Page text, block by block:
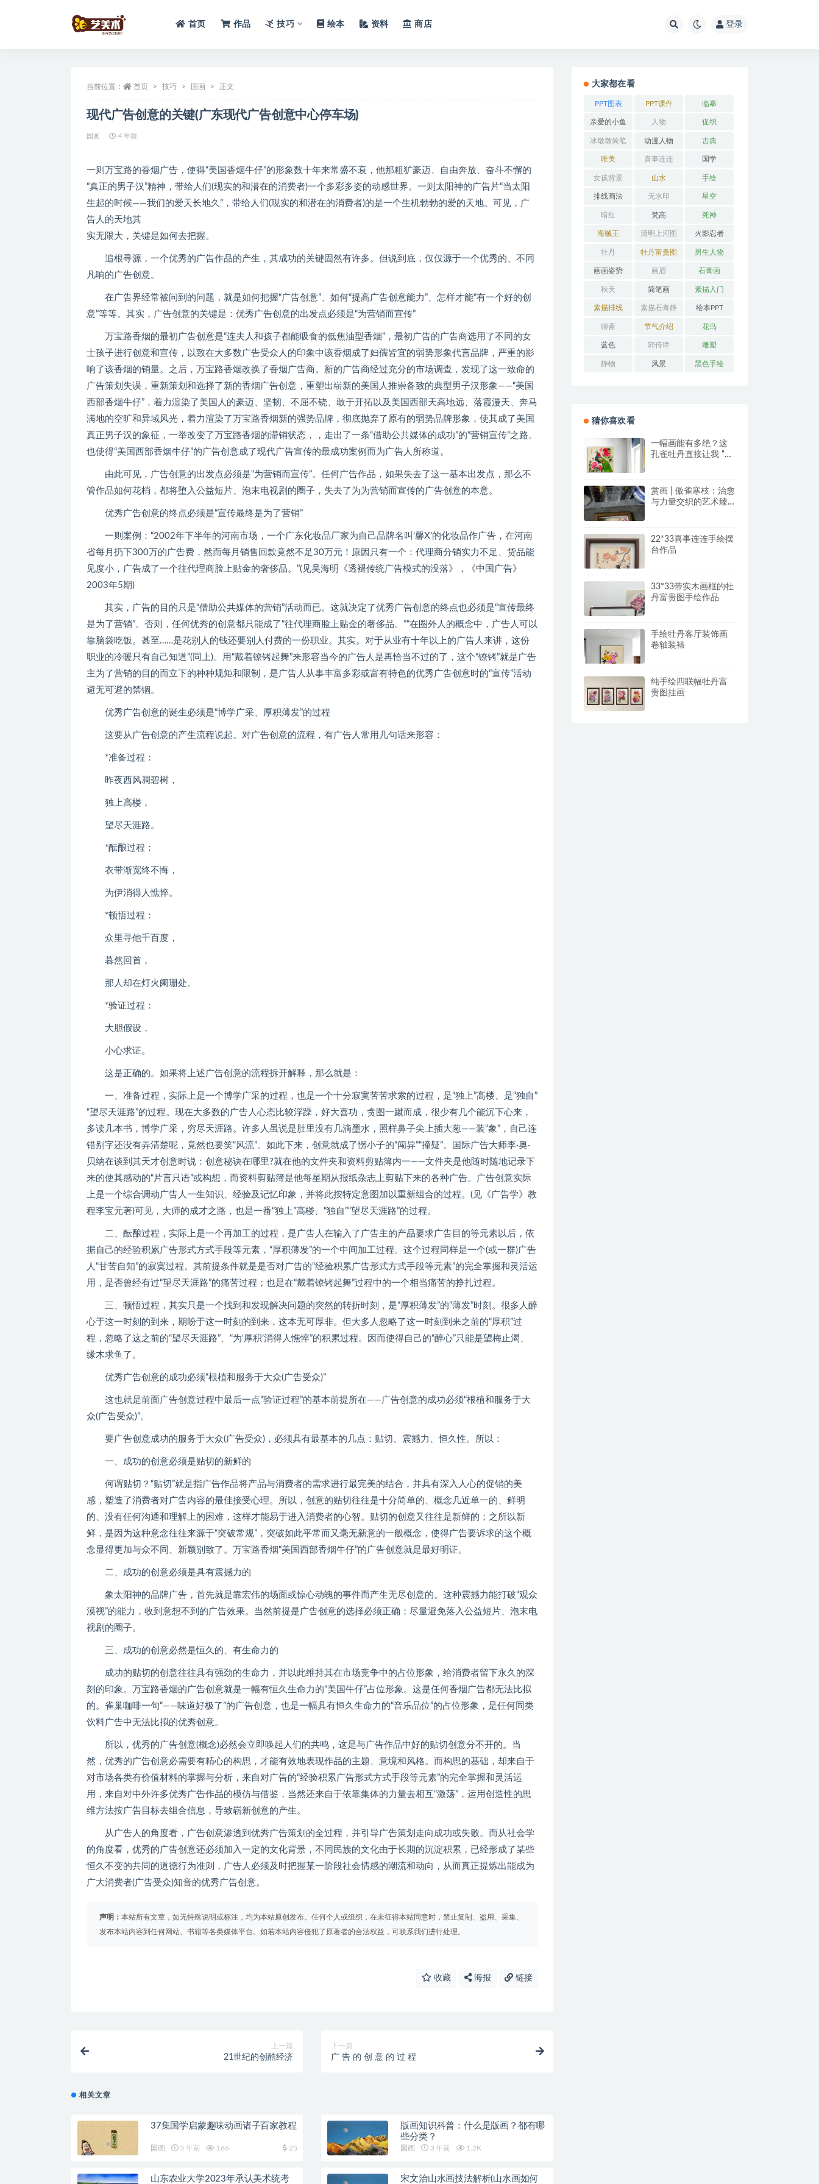
首页 作品 技巧 绘本 资料 商店 登录
当前位置： 首页 技巧 国画 正文
现代广告创意的关键(广东现代广告创意中心停车场)
国画 4 年前
一则万宝路的香烟广告，使得“美国香烟牛仔”的形象数十年来常盛不衰，他那粗犷豪迈、自由奔放、奋斗不懈的
“真正的男子汉”精神，带给人们(现实的和潜在的消费者)一个多彩多姿的动感世界。一则太阳神的广告片“当太阳
生起的时候——我们的爱天长地久”，带给人们(现实的和潜在的消费者)的是一个生机勃勃的爱的天地。可见，广
告人的天地其
实无限大，关键是如何去把握。
追根寻源，一个优秀的广告作品的产生，其成功的关键固然有许多。但说到底，仅仅源于一个优秀的、不同
凡响的广告创意。
在广告界经常被问到的问题，就是如何把握“广告创意”、如何“提高广告创意能力”、怎样才能“有一个好的创
意”等等。其实，广告创意的关键是：优秀广告创意的出发点必须是“为营销而宣传”
万宝路香烟的最初广告创意是“连夫人和孩子都能吸食的低焦油型香烟”，最初广告的广告商选用了不同的女
士孩子进行创意和宣传，以致在大多数广告受众人的印象中该香烟成了妇孺皆宜的弱势形象代言品牌，严重的影
响了该香烟的销量。之后，万宝路香烟改换了香烟广告商。新的广告商经过充分的市场调查，发现了这一致命的
广告策划失误，重新策划和选择了新的香烟广告创意，重塑出崭新的美国人推崇备致的典型男子汉形象——“美国
西部香烟牛仔”，着力渲染了美国人的豪迈、坚韧、不屈不铙、敢于开拓以及美国西部天高地远、落霞漫天、奔马
满地的空旷和异域风光，着力渲染了万宝路香烟新的强势品牌，彻底抛弃了原有的弱势品牌形象，使其成了美国
真正男子汉的象征，一举改变了万宝路香烟的滞销状态，，走出了一条“借助公共媒体的成功”的“营销宣传”之路。
也使得“美国西部香烟牛仔”的广告创意成了现代广告宣传的最成功案例而为广告人所称道。
由此可见，广告创意的出发点必须是“为营销而宣传”。任何广告作品，如果失去了这一基本出发点，那么不
管作品如何花梢，都将堕入公益短片、泡末电视剧的圈子，失去了为为营销而宣传的广告创意的本意。
优秀广告创意的终点必须是“宣传最终是为了营销”
一则案例：“2002年下半年的河南市场，一个广东化妆品厂家为自己品牌名叫‘馨X’的化妆品作广告，在河南
省每月扔下300万的广告费，然而每月销售回款竟然不足30万元！原因只有一个：代理商分销实力不足、货品能
见度小，广告成了一个往代理商脸上贴金的奢侈品。”(见吴海明《透褪传统广告模式的没落》，《中国广告》
2003年5期)
其实，广告的目的只是“借助公共媒体的营销”活动而已。这就决定了优秀广告创意的终点也必须是“宣传最终
是为了营销”。否则，任何优秀的创意都只能成了“往代理商脸上贴金的奢侈品。”“在圈外人的概念中，广告人可以
靠脑袋吃饭。甚至……是花别人的钱还要别人付费的一份职业。其实。对于从业有十年以上的广告人来讲，这份
职业的冷暖只有自己知道”(同上)。用“戴着镣铐起舞”来形容当今的广告人是再恰当不过的了，这个“镣铐”就是广告
主为了营销的目的而立下的种种规矩和限制，是广告人从事丰富多彩或富有特色的优秀广告创意时的“宣传”活动
避无可避的禁锢。
优秀广告创意的诞生必须是“博学广采、厚积薄发”的过程
这要从广告创意的产生流程说起。对广告创意的流程，有广告人常用几句话来形容：
*准备过程：
昨夜西风凋碧树，
独上高楼，
望尽天涯路。
*酝酿过程：
衣带渐宽终不悔，
为伊消得人憔悴。
*顿悟过程：
众里寻他千百度，
暮然回首，
那人却在灯火阑珊处。
*验证过程：
大胆假设，
小心求证。
这是正确的。如果将上述广告创意的流程拆开解释，那么就是：
一、准备过程，实际上是一个博学广采的过程，也是一个十分寂寞苦苦求索的过程，是“独上”高楼、是“独自”
“望尽天涯路”的过程。现在大多数的广告人心态比较浮躁，好大喜功，贪图一蹴而成，很少有几个能沉下心来，
多读几本书，博学广采，穷尽天涯路。许多人虽说是肚里没有几滴墨水，照样鼻子尖上插大葱——装“象”，自己连
错别字还没有弄清楚呢，竟然也要笑“风流”。如此下来，创意就成了愣小子的“闯异”“撞疑”。国际广告大师李·奥·
贝纳在谈到其天才创意时说：创意秘诀在哪里?就在他的文件夹和资料剪贴簿内一——文件夹是他随时随地记录下
来的使其感动的“片言只语”或构想，而资料剪贴簿是他每星期从报纸杂志上剪贴下来的各种广告。广告创意实际
上是一个综合调动广告人一生知识、经验及记忆印象，并将此按特定意图加以重新组合的过程。(见《广告学》教
程李宝元著)可见，大师的成才之路，也是一番“独上”高楼、“独自”“望尽天涯路”的过程。
二、酝酿过程，实际上是一个再加工的过程，是广告人在输入了广告主的产品要求广告目的等元素以后，依
据自己的经验积累广告形式方式手段等元素，“厚积薄发”的一个中间加工过程。这个过程同样是一个(或一群)广告
人“甘苦自知”的寂寞过程。其前提条件就是是否对广告的“经验积累广告形式方式手段等元素”的完全掌握和灵活运
用，是否曾经有过“望尽天涯路”的痛苦过程；也是在“戴着镣铐起舞”过程中的一个相当痛苦的挣扎过程。
三、顿悟过程，其实只是一个找到和发现解决问题的突然的转折时刻，是“厚积薄发”的“薄发”时刻。很多人醉
心于这一时刻的到来，期盼于这一时刻的到来，这本无可厚非。但大多人忽略了这一时刻到来之前的“厚积”过
程，忽略了这之前的“望尽天涯路”、“为‘厚积’消得人憔悴”的积累过程。因而使得自己的“醉心”只能是望梅止渴、
缘木求鱼了。
优秀广告创意的成功必须“根植和服务于大众(广告受众)”
这也就是前面广告创意过程中最后一点“验证过程”的基本前提所在——广告创意的成功必须“根植和服务于大
众(广告受众)”。
要广告创意成功的服务于大众(广告受众)，必须具有最基本的几点：贴切、震撼力、恒久性。所以：
一、成功的创意必须是贴切的新鲜的
何谓贴切？“贴切”就是指广告作品将产品与消费者的需求进行最完美的结合，并具有深入人心的促销的美
感，塑造了消费者对广告内容的最佳接受心理。所以，创意的贴切往往是十分简单的、概念几近单一的、鲜明
的、没有任何沟通和理解上的困难，这样才能易于进入消费者的心智。贴切的创意又往往是新鲜的；之所以新
鲜，是因为这种意念往往来源于“突破常规”，突破如此平常而又毫无新意的一般概念，使得广告要诉求的这个概
念显得更加与众不同、新颖别致了。万宝路香烟“美国西部香烟牛仔”的广告创意就是最好明证。
二、成功的创意必须是具有震撼力的
象太阳神的品牌广告，首先就是靠宏伟的场面或惊心动魄的事件而产生无尽创意的。这种震撼力能打破“观众
漠视”的能力，收到意想不到的广告效果。当然前提是广告创意的选择必须正确；尽量避免落入公益短片、泡末电
视剧的圈子。
三、成功的创意必然是恒久的、有生命力的
成功的贴切的创意往往具有强劲的生命力，并以此维持其在市场竞争中的占位形象，给消费者留下永久的深
刻的印象。万宝路香烟的广告创意就是一幅有恒久生命力的“美国牛仔”占位形象。这是任何香烟广告都无法比拟
的。雀巢咖啡一句“——味道好极了”的广告创意，也是一幅具有恒久生命力的“音乐品位”的占位形象，是任何同类
饮料广告中无法比拟的优秀创意。
所以，优秀的广告创意(概念)必然会立即唤起人们的共鸣，这是与广告作品中好的贴切创意分不开的。当
然，优秀的广告创意必需要有精心的构思，才能有效地表现作品的主题、意境和风格。而构思的基础，却来自于
对市场各类有价值材料的掌握与分析，来自对广告的“经验积累广告形式方式手段等元素”的完全掌握和灵活运
用，来自对中外许多优秀广告作品的模仿与借鉴，当然还来自于依靠集体的力量去相互“激荡”，运用创造性的思
维方法按广告目标去组合信息，导致崭新创意的产生。
从广告人的角度看，广告创意渗透到优秀广告策划的全过程，并引导广告策划走向成功或失败。而从社会学
的角度看，优秀的广告创意还必须加入一定的文化背景，不同民族的文化由于长期的沉淀积累，已经形成了某些
恒久不变的共同的道德行为准则，广告人必须及时把握某一阶段社会情感的潮流和动向，从而真正提炼出能成为
广大消费者(广告受众)知音的优秀广告创意。
声明： 本站所有文章，如无特殊说明或标注，均为本站原创发布。任何个人或组织，在未征得本站同意时，禁止复制、盗用、采集、
发布本站内容到任何网站、书籍等各类媒体平台。如若本站内容侵犯了原著者的合法权益，可联系我们进行处理。
收藏 海报 链接
上一篇
21世纪的创酷经济
下一篇
广 告 的 创 意 的 过 程
相关文章
37集国学启蒙趣味动画诸子百家教程
国画 3 年前 166 25
版画知识科普：什么是版画？都有哪
些分类？
国画 3 年前 1.2K
山东农业大学2023年承认美术统考 宋文治山水画技法解析(山水画如何
大家都在看
PPT图表 PPT课件 临摹
亲爱的小鱼 人物 促织
冰墩墩简笔
画
动漫人物 古典
唯美 喜事连连 国学
女孩背景 山水 手绘
排线画法 无水印 星空
暗红 梵高 死神
海贼王 清明上河图 火影忍者
牡丹 牡丹富贵图 男生人物
画画姿势 画眉 石膏画
秋天 简笔画 素描入门
素描排线 素描石膏静
物
绘本PPT
聊斋 节气介绍 花鸟
蓝色 郭传璋 雕塑
静物 风景 黑色手绘
猜你喜欢看
一幅画能有多绝？这
孔雀牡丹直接让我 “哇
赏画 | 傲雀寒枝：治愈
与力量交织的艺术臻
22*33喜事连连手绘摆
台作品
33*33带实木画框的牡
丹富贵图手绘作品
手绘牡丹客厅装饰画
卷轴装裱
纯手绘四联幅牡丹富
贵图挂画